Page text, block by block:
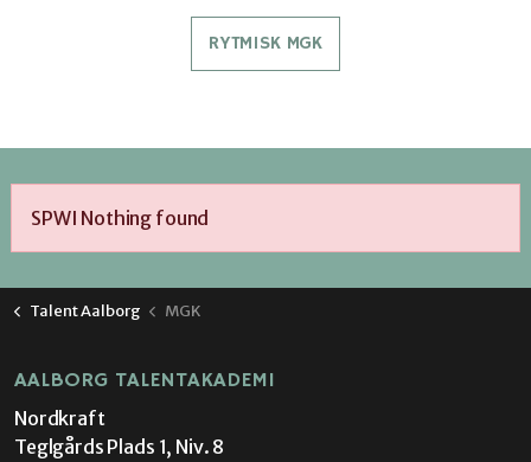
RYTMISK MGK
SPWI Nothing found
Talent Aalborg MGK
AALBORG TALENTAKADEMI
Nordkraft
Teglgårds Plads 1, Niv. 8